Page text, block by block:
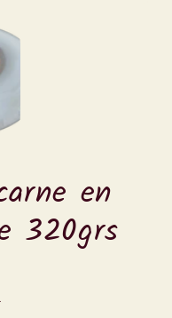
en
320grs